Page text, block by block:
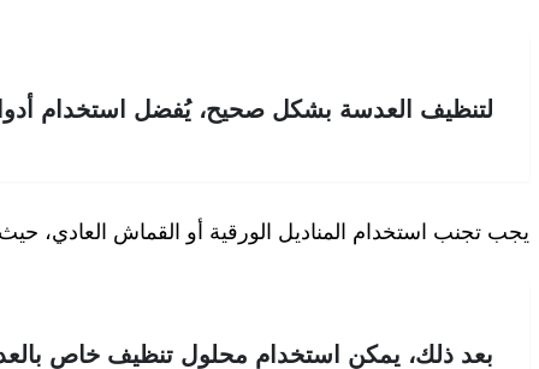
لتنظيف العدسة بشكل صحيح، يُفضل استخدام
يجب تجنب استخدام المناديل الورقية أو القماش العادي،
بعد ذلك، يمكن استخدام محلول تنظيف خاص